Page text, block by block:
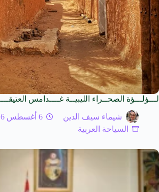
لـــؤلـــؤة الصحــراء الليبيــة غــــدامس
شيماء سيف الدين
6 أغسطس 2026
السياحة العربية